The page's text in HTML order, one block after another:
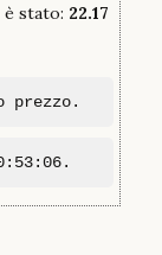
è stato: 22.17
prezzo.